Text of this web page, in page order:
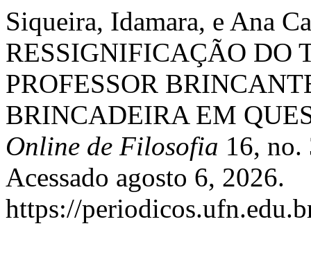
Siqueira, Idamara, e Ana
RESSIGNIFICAÇÃO DO
PROFESSOR
BRINCADEIRA EM
Online de Filosofia 16, no.
Acessado agosto 6, 2026.
https://